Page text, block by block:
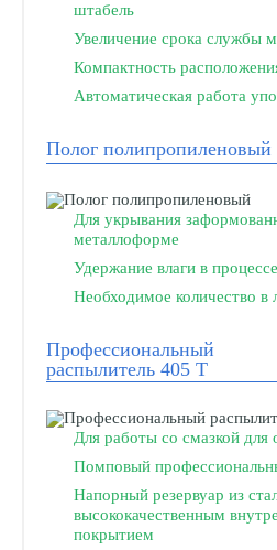
штабель
Увеличение срока службы
Компактность
Автоматическая работа
Полог полипропиленовый
Для укрывания
металлоформе
Удержание влаги в
Необходимое количество в
Профессиональный
распылитель 405 Т
Для работы со смазкой для
Помповый
Напорный резервуар из
высококачественным
покрытием